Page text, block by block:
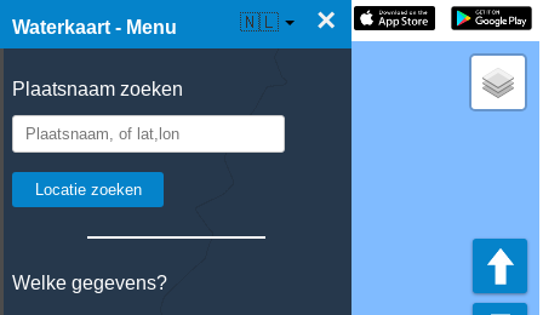
Waterkaart - Menu ×
Plaatsnaam zoeken
Welke gegevens?
☰ Waterkaart Live 🇳🇱